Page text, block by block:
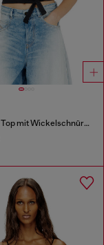
Geripptes Top mit Wickelschnüren